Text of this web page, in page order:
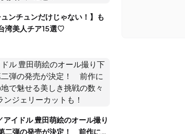
湾美人チア15選♡
二弾の発売が決定！ 前作に続